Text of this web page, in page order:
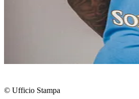
© Ufficio Stampa